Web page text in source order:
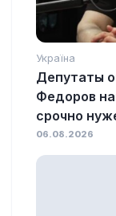
Україна
Депутаты
Федоров
срочно
06.08.2026